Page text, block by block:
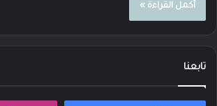
أكمل القراءة »
تابعنا